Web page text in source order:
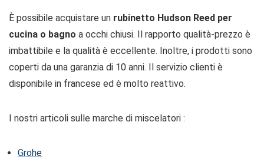
È possibile acquistare un rubinetto Hudson Reed per
cucina o bagno a occhi chiusi. Il rapporto qualità-prezzo è
imbattibile e la qualità è eccellente. Inoltre, i prodotti sono
coperti da una garanzia di 10 anni. Il servizio clienti è
disponibile in francese ed è molto reattivo.
I nostri articoli sulle marche di miscelatori :
Grohe